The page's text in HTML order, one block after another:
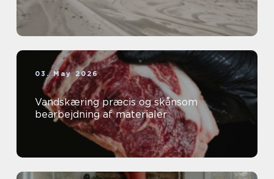
03. May 2026
Vandskæring præcis og skånsom
bearbejdning af materialer